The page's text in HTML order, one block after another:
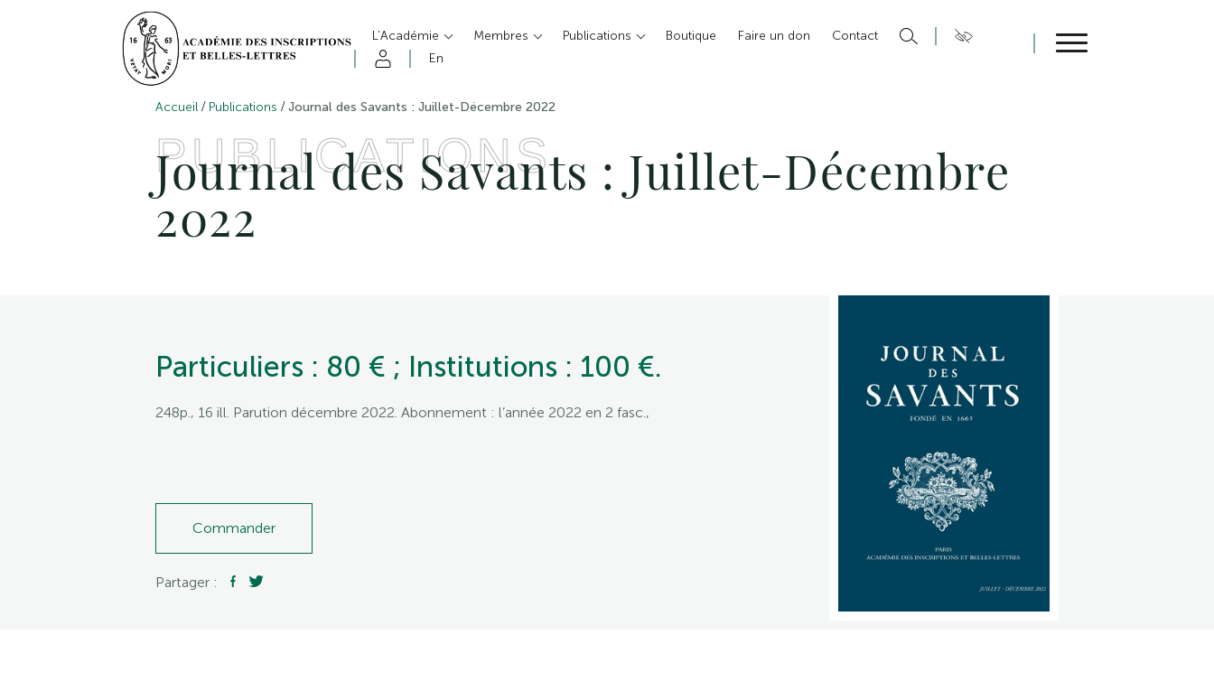
L’Académie Membres Publications Boutique Faire un don
Contact
En
Accueil / Publications /Journal des Savants : Juillet-Décembre 2022
PUBLICATIONS
Journal des Savants : Juillet-Décembre
2022
Particuliers : 80 € ; Institutions : 100 €.
248p., 16 ill. Parution décembre 2022. Abonnement : l’année 2022 en 2 fasc.,
Commander
Partager :